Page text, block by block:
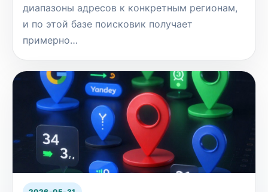
диапазоны адресов к конкретным регионам,
и по этой базе поисковик получает
примерно…